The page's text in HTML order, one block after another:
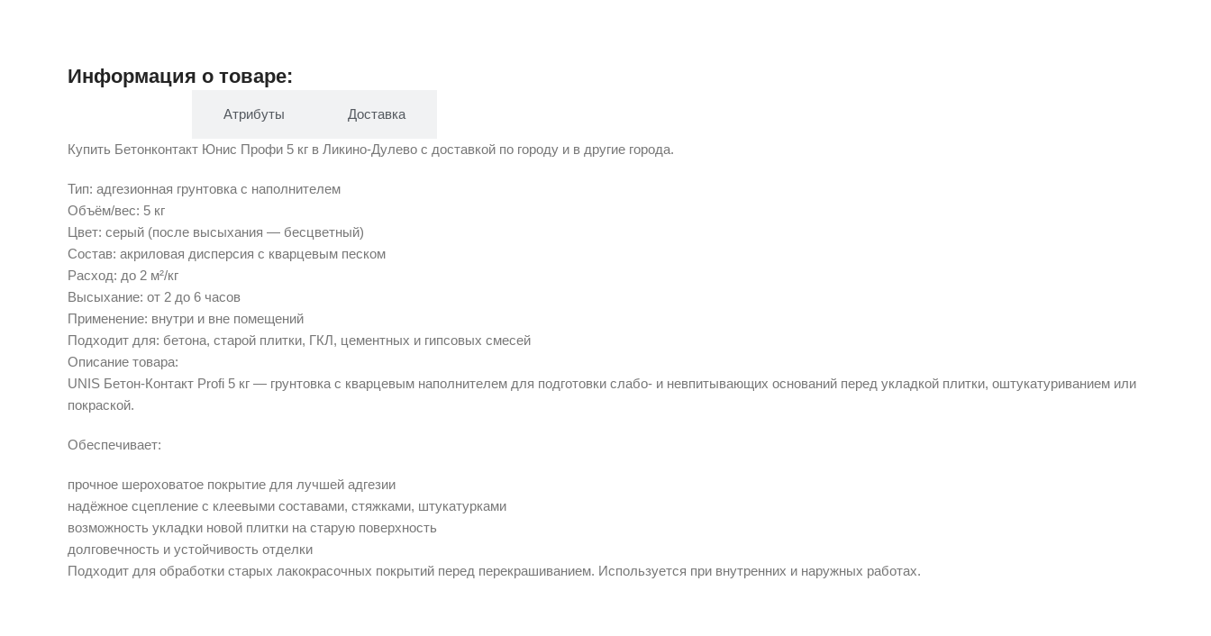
Информация о товаре:
Атрибуты Доставка
Купить Бетонконтакт Юнис Профи 5 кг в Ликино-Дулево с доставкой по городу и в другие города.
Тип: адгезионная грунтовка с наполнителем
Объём/вес: 5 кг
Цвет: серый (после высыхания — бесцветный)
Состав: акриловая дисперсия с кварцевым песком
Расход: до 2 м²/кг
Высыхание: от 2 до 6 часов
Применение: внутри и вне помещений
Подходит для: бетона, старой плитки, ГКЛ, цементных и гипсовых смесей
Описание товара:
UNIS Бетон-Контакт Profi 5 кг — грунтовка с кварцевым наполнителем для подготовки слабо- и невпитывающих оснований перед укладкой плитки, оштукатуриванием или
покраской.
Обеспечивает:
прочное шероховатое покрытие для лучшей адгезии
надёжное сцепление с клеевыми составами, стяжками, штукатурками
возможность укладки новой плитки на старую поверхность
долговечность и устойчивость отделки
Подходит для обработки старых лакокрасочных покрытий перед перекрашиванием. Используется при внутренних и наружных работах.